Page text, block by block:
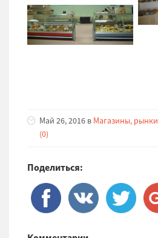
Май 26, 2016 в Магазины, рынки
(0)
Поделиться: